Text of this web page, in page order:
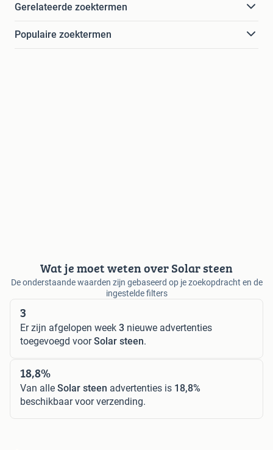
Gerelateerde zoektermen
Populaire zoektermen
Wat je moet weten over Solar steen
De onderstaande waarden zijn gebaseerd op je zoekopdracht en de
ingestelde filters
3
Er zijn afgelopen week 3 nieuwe advertenties
toegevoegd voorSolar steen.
18,8%
Van alle Solar steen advertenties is 18,8%
beschikbaar voor verzending.